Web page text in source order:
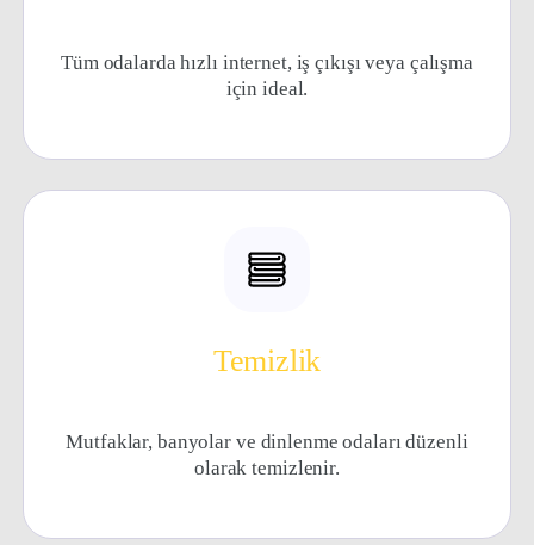
Tüm odalarda hızlı internet, iş çıkışı veya çalışma
için ideal.
Temizlik
Mutfaklar, banyolar ve dinlenme odaları düzenli
olarak temizlenir.